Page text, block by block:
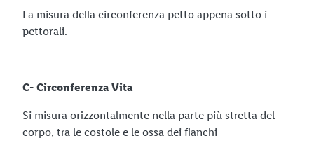
La misura della circonferenza petto appena sotto i
pettorali.
C- Circonferenza Vita
Si misura orizzontalmente nella parte più stretta del
corpo, tra le costole e le ossa dei fianchi